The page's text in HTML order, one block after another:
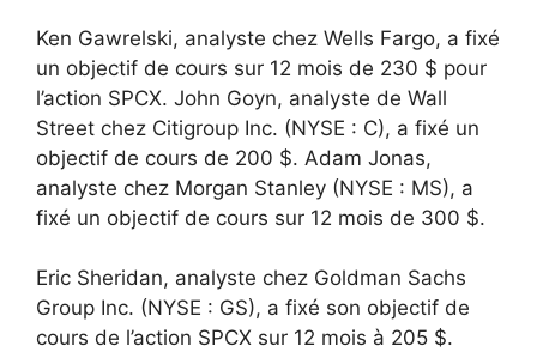
Ken Gawrelski, analyste chez Wells Fargo, a fixé
un objectif de cours sur 12 mois de 230 $ pour
l’action SPCX. John Goyn, analyste de Wall
Street chez Citigroup Inc. (NYSE : C), a fixé un
objectif de cours de 200 $. Adam Jonas,
analyste chez Morgan Stanley (NYSE : MS), a
fixé un objectif de cours sur 12 mois de 300 $.
Eric Sheridan, analyste chez Goldman Sachs
Group Inc. (NYSE : GS), a fixé son objectif de
cours de l’action SPCX sur 12 mois à 205 $.